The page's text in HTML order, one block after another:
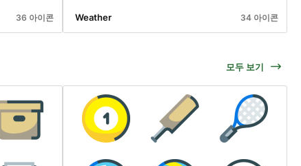
36 아이콘 Weather 34 아이콘
모두 보기